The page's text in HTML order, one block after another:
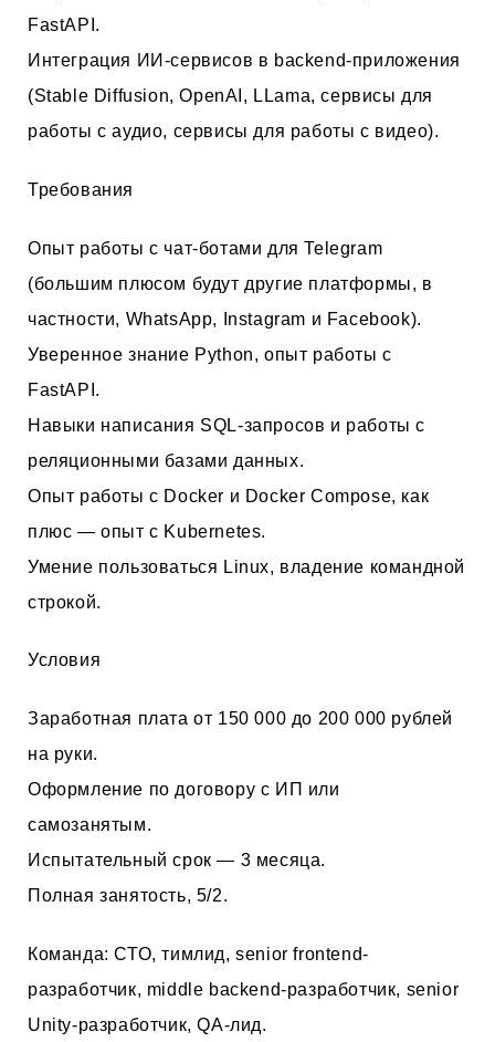
FastAPI.
Интеграция ИИ-сервисов в backend-приложения
(Stable Diffusion, OpenAI, LLama, сервисы для
работы с аудио, сервисы для работы с видео).
Требования
Опыт работы с чат-ботами для Telegram
(большим плюсом будут другие платформы, в
частности, WhatsApp, Instagram и Facebook).
Уверенное знание Python, опыт работы с
FastAPI.
Навыки написания SQL-запросов и работы с
реляционными базами данных.
Опыт работы с Docker и Docker Compose, как
плюс — опыт с Kubernetes.
Умение пользоваться Linux, владение командной
строкой.
Условия
Заработная плата от 150 000 до 200 000 рублей
на руки.
Оформление по договору с ИП или
самозанятым.
Испытательный срок — 3 месяца.
Полная занятость, 5/2.
Команда: СТО, тимлид, senior frontend-
разработчик, middle backend-разработчик, senior
Unity-разработчик, QA-лид.